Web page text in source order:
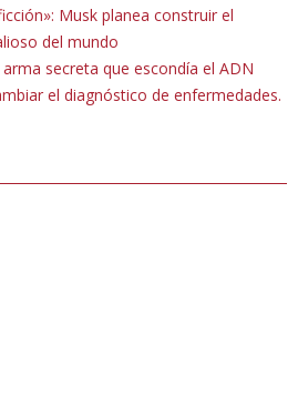
Musk planea construir el
del mundo
secreta que escondía el ADN
el diagnóstico de enfermedades.